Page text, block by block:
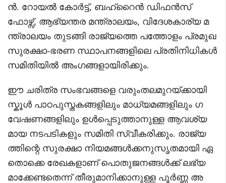
ൻ. റോയൽ കോർട്ട്, ബഹ്‌റൈൻ ഡിഫൻസ്
ഫോഴ്സ്, ആഭ്യന്തര മന്ത്രാലയം, വിദേശകാര്യ മ
ന്ത്രാലയം തുടങ്ങി രാജ്യത്തെ പത്തോളം പ്രമുഖ
സുരക്ഷാ-ഭരണ സ്ഥാപനങ്ങളിലെ പ്രതിനിധികൾ
സമിതിയിൽ അംഗങ്ങളായിരിക്കും.
ഈ ചരിത്ര സംഭവങ്ങളെ വരുംതലമുറയ്ക്കായി
സ്കൂൾ പാഠപുസ്തകങ്ങളിലും മാധ്യമങ്ങളിലും ഗ
വേഷണങ്ങളിലും ഉൾപ്പെടുത്താനുള്ള ആവശ്യ
മായ നടപടികളും സമിതി സ്വീകരിക്കും. രാജ്യ
ത്തിന്റെ സുരക്ഷാ നിയമങ്ങൾക്കനുസൃതമായി ഏ
തൊക്കെ രേഖകളാണ് പൊതുജനങ്ങൾക്ക് ലഭ്യ
മാക്കേണ്ടതെന്ന് തീരുമാനിക്കാനുള്ള പൂർണ്ണ അ